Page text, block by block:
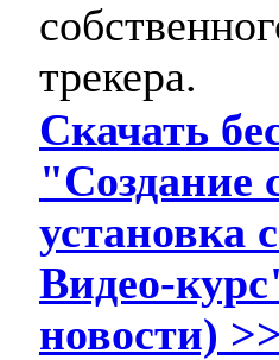
трекера.
Скачать
"Создание
установка
Видео-
новости)